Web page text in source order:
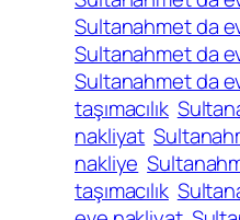
Sultanahmet da
Sultanahmet da
Sultanahmet da
taşımacılık
nakliyat
nakliye
taşımacılık